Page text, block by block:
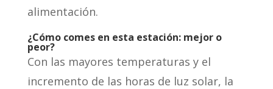
alimentación.
¿Cómo comes en esta estación: mejor o
peor?
Con las mayores temperaturas y el
incremento de las horas de luz solar, la